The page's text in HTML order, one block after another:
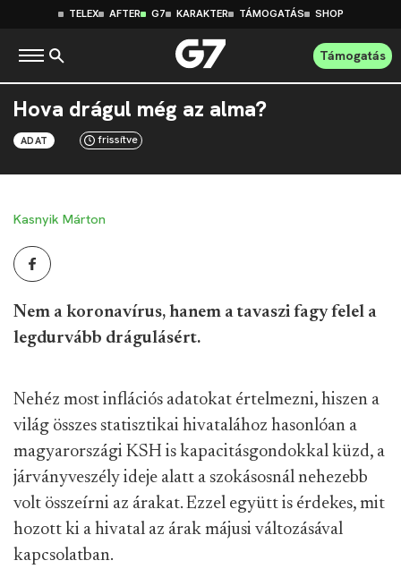
TELEX AFTER G7 KARAKTER TÁMOGATÁS SHOP
Támogatás
Hova drágul még az alma?
ADAT frissítve
Kasnyik Márton
Nem a koronavírus, hanem a tavaszi fagy felel a
legdurvább drágulásért.
Nehéz most inflációs adatokat értelmezni, hiszen a
világ összes statisztikai hivatalához hasonlóan a
magyarországi KSH is kapacitásgondokkal küzd, a
járványveszély ideje alatt a szokásosnál nehezebb
volt összeírni az árakat. Ezzel együtt is érdekes, mit
hozott ki a hivatal az árak májusi változásával
kapcsolatban.